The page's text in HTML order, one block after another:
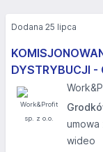
DYSTRYBUCJI -
umowa
wideo
Dodana 25 lipca